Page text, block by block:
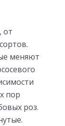
от
меняют
пор
роз.